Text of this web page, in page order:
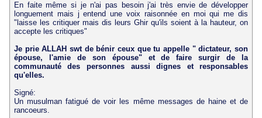
En faite même si je n'ai pas besoin j'ai très envie de développer
longuement mais j entend une voix raisonnée en moi qui me dis
"laisse les critiquer mais dis leurs Ghir qu'ils soient à la hauteur, on
accepte les critiques"
Je prie ALLAH swt de bénir ceux que tu appelle " dictateur, son
épouse, l'amie de son épouse" et de faire surgir de la
communauté des personnes aussi dignes et responsables
qu'elles.
Signé:
Un musulman fatigué de voir les même messages de haine et de
rancoeurs.